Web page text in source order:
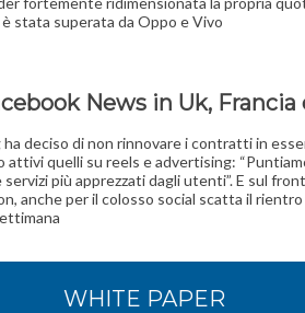
stata superata da Oppo e Vivo
News in Uk, Francia
deciso di non rinnovare i contratti in
quelli su reels e advertising:
più apprezzati dagli utenti”. E sul
anche per il colosso social scatta il
WHITE PAPER